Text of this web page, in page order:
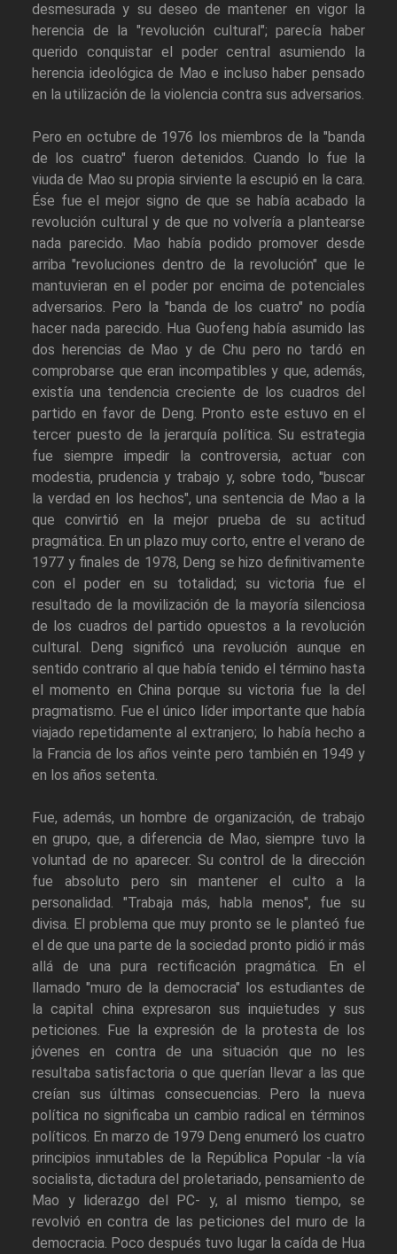
desmesurada y su deseo de mantener en vigor la
herencia de la "revolución cultural"; parecía haber
querido conquistar el poder central asumiendo la
herencia ideológica de Mao e incluso haber pensado
en la utilización de la violencia contra sus adversarios.
Pero en octubre de 1976 los miembros de la "banda
de los cuatro" fueron detenidos. Cuando lo fue la
viuda de Mao su propia sirviente la escupió en la cara.
Ése fue el mejor signo de que se había acabado la
revolución cultural y de que no volvería a plantearse
nada parecido. Mao había podido promover desde
arriba "revoluciones dentro de la revolución" que le
mantuvieran en el poder por encima de potenciales
adversarios. Pero la "banda de los cuatro" no podía
hacer nada parecido. Hua Guofeng había asumido las
dos herencias de Mao y de Chu pero no tardó en
comprobarse que eran incompatibles y que, además,
existía una tendencia creciente de los cuadros del
partido en favor de Deng. Pronto este estuvo en el
tercer puesto de la jerarquía política. Su estrategia
fue siempre impedir la controversia, actuar con
modestia, prudencia y trabajo y, sobre todo, "buscar
la verdad en los hechos", una sentencia de Mao a la
que convirtió en la mejor prueba de su actitud
pragmática. En un plazo muy corto, entre el verano de
1977 y finales de 1978, Deng se hizo definitivamente
con el poder en su totalidad; su victoria fue el
resultado de la movilización de la mayoría silenciosa
de los cuadros del partido opuestos a la revolución
cultural. Deng significó una revolución aunque en
sentido contrario al que había tenido el término hasta
el momento en China porque su victoria fue la del
pragmatismo. Fue el único líder importante que había
viajado repetidamente al extranjero; lo había hecho a
la Francia de los años veinte pero también en 1949 y
en los años setenta.
Fue, además, un hombre de organización, de trabajo
en grupo, que, a diferencia de Mao, siempre tuvo la
voluntad de no aparecer. Su control de la dirección
fue absoluto pero sin mantener el culto a la
personalidad. "Trabaja más, habla menos", fue su
divisa. El problema que muy pronto se le planteó fue
el de que una parte de la sociedad pronto pidió ir más
allá de una pura rectificación pragmática. En el
llamado "muro de la democracia" los estudiantes de
la capital china expresaron sus inquietudes y sus
peticiones. Fue la expresión de la protesta de los
jóvenes en contra de una situación que no les
resultaba satisfactoria o que querían llevar a las que
creían sus últimas consecuencias. Pero la nueva
política no significaba un cambio radical en términos
políticos. En marzo de 1979 Deng enumeró los cuatro
principios inmutables de la República Popular -la vía
socialista, dictadura del proletariado, pensamiento de
Mao y liderazgo del PC- y, al mismo tiempo, se
revolvió en contra de las peticiones del muro de la
democracia. Poco después tuvo lugar la caída de Hua